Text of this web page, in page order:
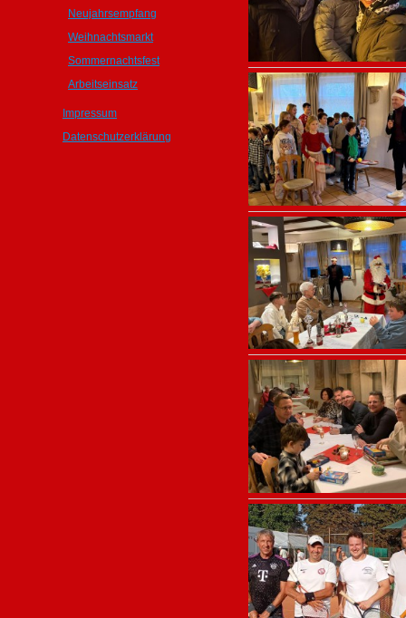
Neujahrsempfang
Weihnachtsmarkt
Sommernachtsfest
Arbeitseinsatz
Impressum
Datenschutzerklärung